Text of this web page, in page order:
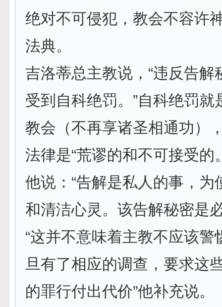
绝对不可侵犯，教会不容许
法典。
吉洛蒂总主教说，“违反告解
受到自科绝罚。”自科绝罚就
教会（不再享诸圣相通功）
法律是“荒谬的和不可接受的
他说：“告解是私人的事，为
和清洁心灵。该告解秘密是
“这并不意味着主教不应该警
旦有了相应的调查，要求这
的罪行付出代价”他补充说。